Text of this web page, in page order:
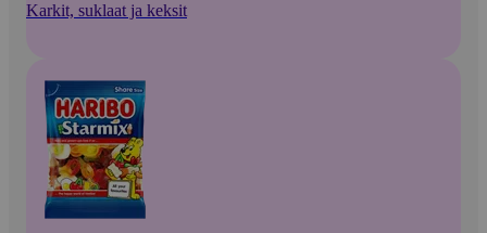
Karkit, suklaat ja keksit